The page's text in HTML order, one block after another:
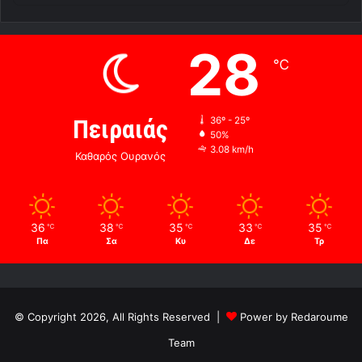
Πειραιάς
Καθαρός Ουρανός
28 ℃
36º - 25º
50%
3.08 km/h
36 ℃
Πα
38 ℃
Σα
35 ℃
Κυ
33 ℃
Δε
35 ℃
Τρ
© Copyright 2026, All Rights Reserved |
Power by Redaroume
Team